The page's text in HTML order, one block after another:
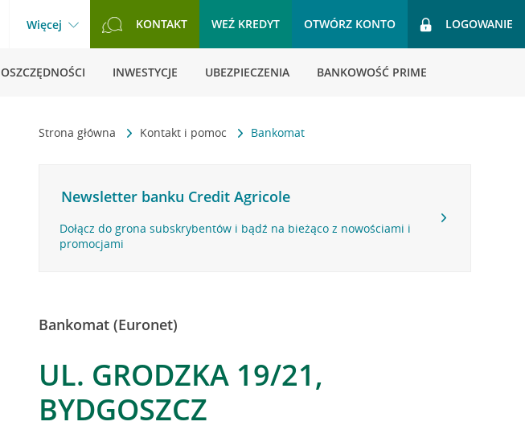
Więcej KONTAKT WEŹ KREDYT OTWÓRZ KONTO LOGOWANIE
OSZCZĘDNOŚCI INWESTYCJE UBEZPIECZENIA BANKOWOŚĆ PRIME
Strona główna Kontakt i pomoc Bankomat
Newsletter banku Credit Agricole
Dołącz do grona subskrybentów i bądź na bieżąco z nowościami i
promocjami
Bankomat (Euronet)
UL. GRODZKA 19/21,
BYDGOSZCZ